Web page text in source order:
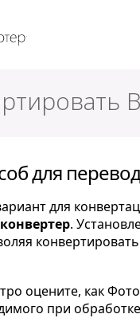
для
для
.
оцените, как
при